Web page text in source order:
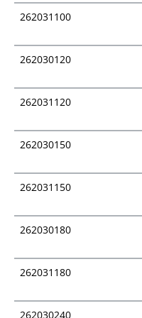
262031100
262030120
262031120
262030150
262031150
262030180
262031180
262030240